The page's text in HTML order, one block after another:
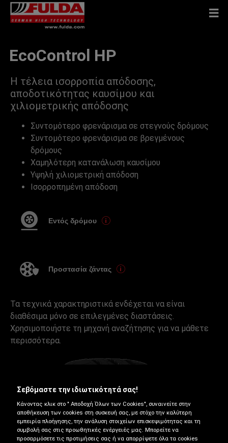
EcoControl ΗΡ
Η τέλεια ισορροπία απόδοσης,
αποδοτικότητας καυσίμου και
χιλιομετρικής απόδοσης
Συντομότερο φρενάρισμα σε στεγνούς δρόμους
Συντομότερο φρενάρισμα σε βρεγμένους
δρόμους
Χαμηλότερη κατανάλωση καυσίμου
Υψηλή χιλιομετρική απόδοση
Ισορροπημένη απόδοση
Εντός δρόμου
Προστασία ζάντας
Τα τεχνικά χαρακτηριστικά ενδέχεται να είναι
διαθέσιμα μόνο σε επιλεγμένες διαστάσεις.
Χρησιμοποιήστε τη μηχανή αναζήτησης για να μάθετε
περισσότερα.
Σεβόμαστε την ιδιωτικότητά σας!
Κάνοντας κλικ στο " Αποδοχή Όλων των Cookies", συναινείτε στην
αποθήκευση των cookies στη συσκευή σας, με στόχο την καλύτερη
εμπειρία πλοήγησης, την ανάλυση στοιχείων επισκεψιμότητας και τη
συμβολή σας στις προωθητικές ενέργειές μας. Μπορείτε να
προσαρμόσετε τις προτιμήσεις σας ή να απορρίψετε όλα τα cookies